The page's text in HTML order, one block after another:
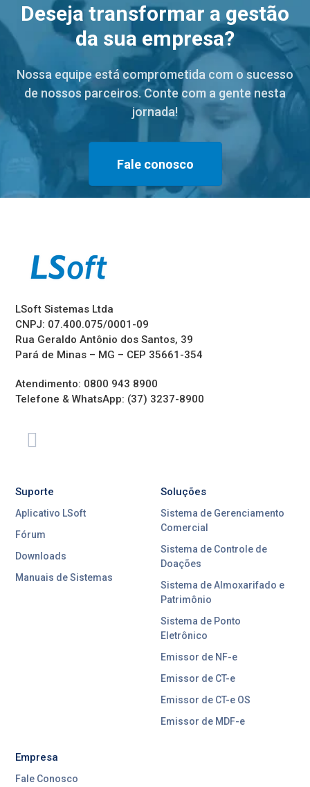
Deseja transformar a gestão
da sua empresa?
Nossa equipe está comprometida com o sucesso
de nossos parceiros. Conte com a gente nesta
jornada!
Fale conosco
LSoft Sistemas Ltda
CNPJ: 07.400.075/0001-09
Rua Geraldo Antônio dos Santos, 39
Pará de Minas – MG – CEP 35661-354
Atendimento: 0800 943 8900
Telefone & WhatsApp: (37) 3237-8900
Suporte
Aplicativo LSoft
Fórum
Downloads
Manuais de Sistemas
Soluções
Sistema de Gerenciamento
Comercial
Sistema de Controle de
Doações
Sistema de Almoxarifado e
Patrimônio
Sistema de Ponto
Eletrônico
Emissor de NF-e
Emissor de CT-e
Emissor de CT-e OS
Emissor de MDF-e
Empresa
Fale Conosco